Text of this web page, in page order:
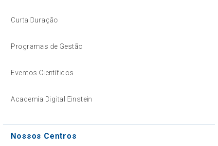
Curta Duração
Programas de Gestão
Eventos Científicos
Academia Digital Einstein
Nossos Centros